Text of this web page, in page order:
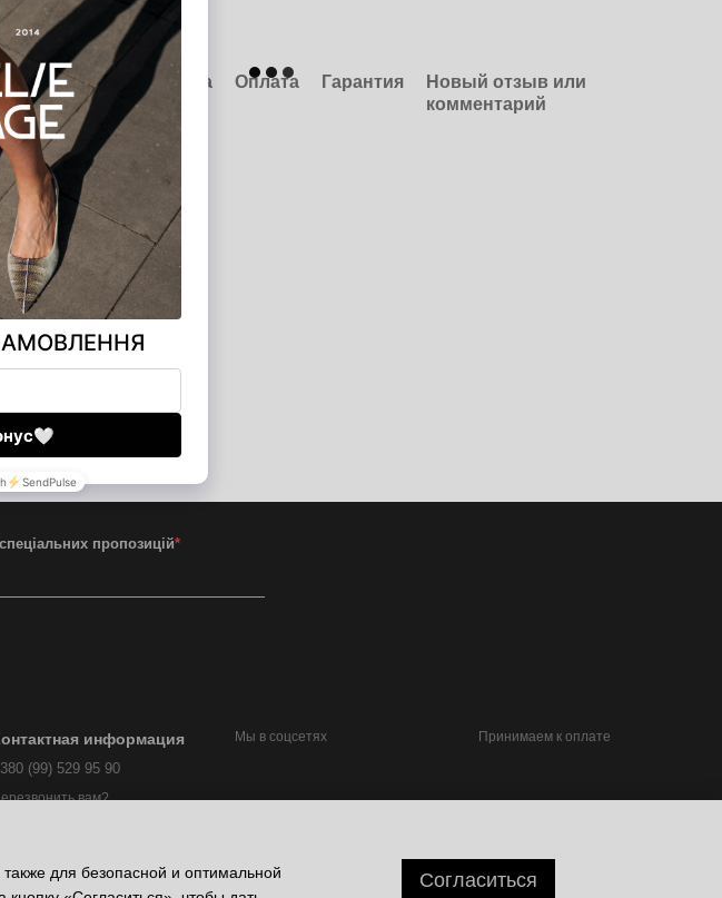
Доставка Оплата Гарантия
Новый отзыв или
комментарий
пропозицій*
информация
(99) 529 95 90
вам?
Мы в соцсетях Принимаем к оплате
для безопасной и оптимальной
Согласиться